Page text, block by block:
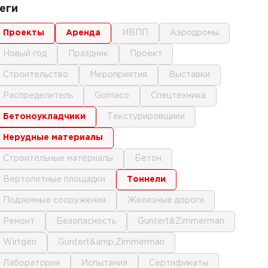
проекты аренда ИВПП аэродромы
новый год праздник проект
строительство мероприятия выставки
распределитель gomaco спецтехника
бетоноукладчики текстурировщики
нерудные материалы
строительные материалы бетон
вертолетные площадки тоннели
подземные сооружения железные дороги
ремонт безопасность Guntert&Zimmerman
Wirtgen Guntert&amp;Zimmerman
лаборатория испытания сертификаты